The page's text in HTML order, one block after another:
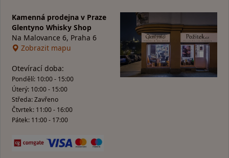
Kamenná prodejna v Praze
Glentyno Whisky Shop
Na Malovance 6, Praha 6
Zobrazit mapu
Otevírací doba:
Pondělí: 10:00 - 15:00
Úterý: 10:00 - 15:00
Středa: Zavřeno
Čtvrtek: 11:00 - 16:00
Pátek: 11:00 - 17:00